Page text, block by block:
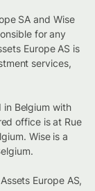
SA and Wise
for any
Europe AS is
services,
in Belgium with
office is at Rue
Wise is a
Europe AS,